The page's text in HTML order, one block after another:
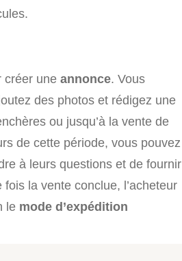
créer une annonce. Vous
des photos et rédigez une
ou jusqu’à la vente de
de cette période, vous pouvez
à leurs questions et de fournir
la vente conclue, l’acheteur
le mode d’expédition